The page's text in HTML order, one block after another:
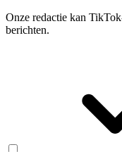
Onze redactie kan
berichten.